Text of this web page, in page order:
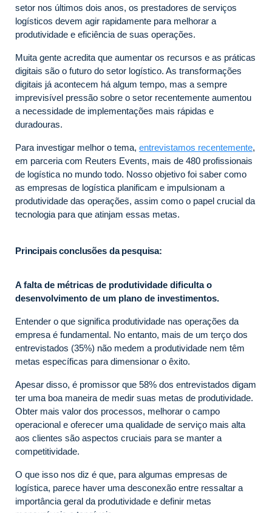
setor nos últimos dois anos, os prestadores de serviços
logísticos devem agir rapidamente para melhorar a
produtividade e eficiência de suas operações.
Muita gente acredita que aumentar os recursos e as práticas
digitais são o futuro do setor logístico. As transformações
digitais já acontecem há algum tempo, mas a sempre
imprevisível pressão sobre o setor recentemente aumentou
a necessidade de implementações mais rápidas e
duradouras.
Para investigar melhor o tema, entrevistamos recentemente,
em parceria com Reuters Events, mais de 480 profissionais
de logística no mundo todo. Nosso objetivo foi saber como
as empresas de logística planificam e impulsionam a
produtividade das operações, assim como o papel crucial da
tecnologia para que atinjam essas metas.
Principais conclusões da pesquisa:
A falta de métricas de produtividade dificulta o
desenvolvimento de um plano de investimentos.
Entender o que significa produtividade nas operações da
empresa é fundamental. No entanto, mais de um terço dos
entrevistados (35%) não medem a produtividade nem têm
metas específicas para dimensionar o êxito.
Apesar disso, é promissor que 58% dos entrevistados digam
ter uma boa maneira de medir suas metas de produtividade.
Obter mais valor dos processos, melhorar o campo
operacional e oferecer uma qualidade de serviço mais alta
aos clientes são aspectos cruciais para se manter a
competitividade.
O que isso nos diz é que, para algumas empresas de
logística, parece haver uma desconexão entre ressaltar a
importância geral da produtividade e definir metas